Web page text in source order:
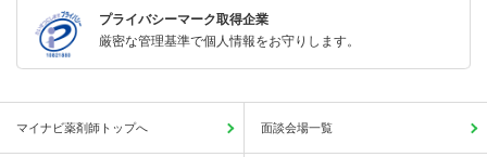
プライバシーマーク取得企業
厳密な管理基準で個人情報をお守りします。
マイナビ薬剤師トップへ 面談会場一覧